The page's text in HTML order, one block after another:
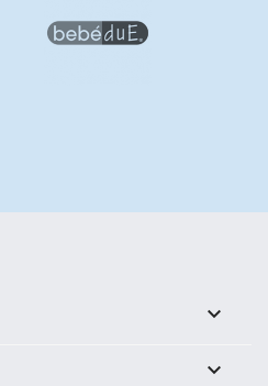

